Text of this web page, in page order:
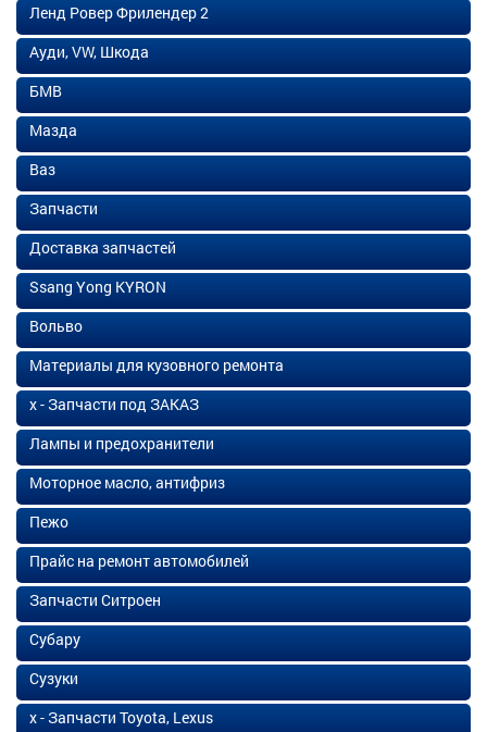
Ленд Ровер Фрилендер 2
Ауди, VW, Шкода
БМВ
Мазда
Ваз
Запчасти
Доставка запчастей
Ssang Yong KYRON
Вольво
Материалы для кузовного ремонта
х - Запчасти под ЗАКАЗ
Лампы и предохранители
Моторное масло, антифриз
Пежо
Прайс на ремонт автомобилей
Запчасти Ситроен
Субару
Сузуки
х - Запчасти Toyota, Lexus